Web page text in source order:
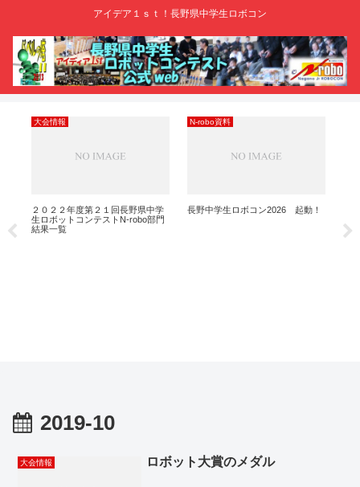
アイデア１ｓｔ！長野県中学生ロボコン
大会情報
２０２２年度第２１回長野県中学
生ロボットコンテストN-robo部門
結果一覧
N-robo資料
長野中学生ロボコン2026 起動！
2019-10
大会情報 ロボット大賞のメダル